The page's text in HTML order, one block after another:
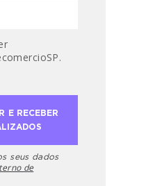
seus dados
de